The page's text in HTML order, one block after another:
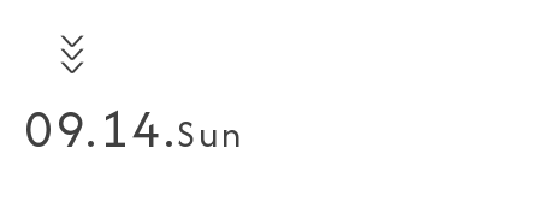
∨
∨
∨
09.14.Sun